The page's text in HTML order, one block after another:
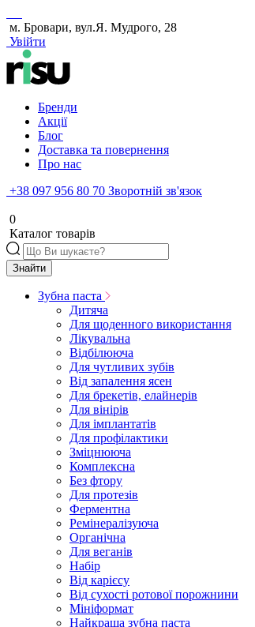
м. Бровари, вул.Я. Мудрого, 28
Увійти
Бренди
Акції
Блог
Доставка та повернення
Про нас
+38 097 956 80 70 Зворотній зв'язок
0
Каталог товарів
Знайти
Зубна паста
Дитяча
Для щоденного використання
Лікувальна
Відбілююча
Для чутливих зубів
Від запалення ясен
Для брекетів, елайнерів
Для вінірів
Для імплантатів
Для профілактики
Зміцнююча
Комплексна
Без фтору
Для протезів
Ферментна
Ремінералізуюча
Органічна
Для веганів
Набір
Від карієсу
Від сухості ротової порожнини
Мініформат
Найкраща зубна паста